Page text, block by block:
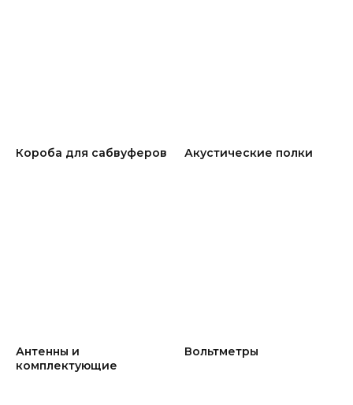
Короба для сабвуферов Акустические полки
Антенны и
комплектующие
Вольтметры